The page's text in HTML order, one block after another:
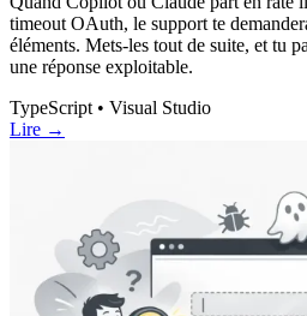
timeout OAuth, le support te
éléments. Mets-les tout de suite, et tu
une réponse exploitable.
TypeScript • Visual Studio
Lire →